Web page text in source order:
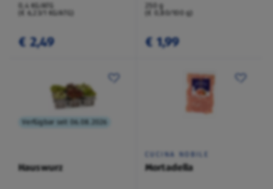
0,4 KG/ATG
(€ 6,23/1 KG/ATG)
€ 2,49
250 g
(€ 0,80/100 g)
€ 1,99
Verfügbar seit 06.08.2026
Hauswurz
CUCINA NOBILE
Mortadella